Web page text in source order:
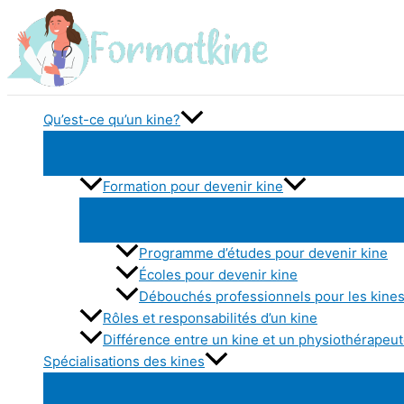
au
contenu
Qu’est-ce qu’un kine?
Formation pour devenir kine
Programme d’études pour devenir kine
Écoles pour devenir kine
Débouchés professionnels pour les kines
Rôles et responsabilités d’un kine
Différence entre un kine et un
Spécialisations des kines